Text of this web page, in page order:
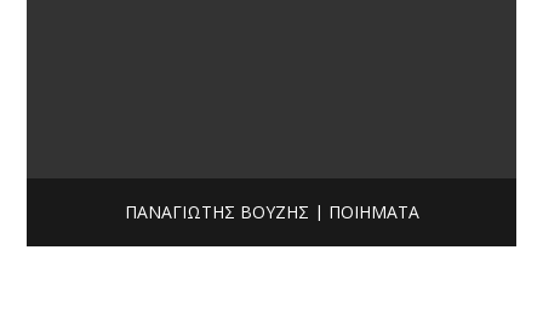
ΠΑΝΑΓΙΏΤΗΣ ΒΟΎΖΗΣ | ΠΟΙΉΜΑΤΑ